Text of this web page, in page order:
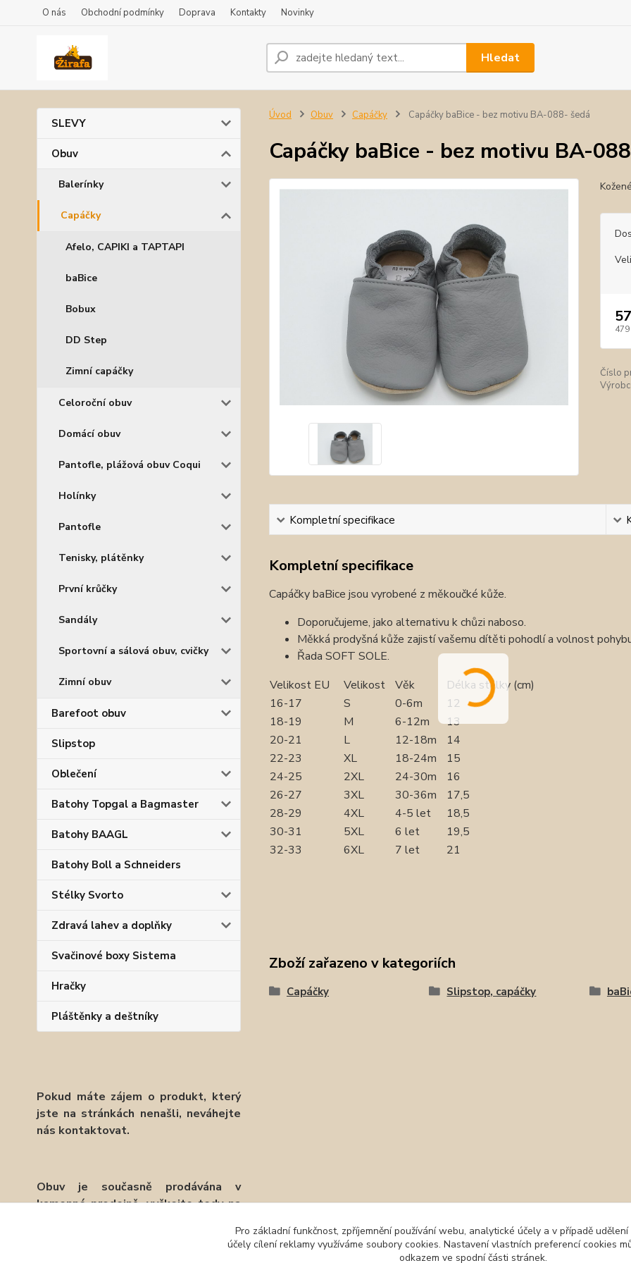
O nás Obchodní podmínky Doprava Kontakty Novinky
Hledat
SLEVY
Obuv
Balerínky
Capáčky
Afelo, CAPIKI a TAPTAPI
baBice
Bobux
DD Step
Zimní capáčky
Celoroční obuv
Domácí obuv
Pantofle, plážová obuv Coqui
Holínky
Pantofle
Tenisky, plátěnky
První krůčky
Sandály
Sportovní a sálová obuv, cvičky
Zimní obuv
Barefoot obuv
Slipstop
Oblečení
Batohy Topgal a Bagmaster
Batohy BAAGL
Batohy Boll a Schneiders
Stélky Svorto
Zdravá lahev a doplňky
Svačinové boxy Sistema
Hračky
Pláštěnky a deštníky
Pokud máte zájem o produkt, který
jste na stránkách nenašli, neváhejte
nás kontaktovat.
Obuv je současně prodávána v
kamenné prodejně, vyčkejte tedy na
Úvod Obuv Capáčky Capáčky baBice - bez motivu BA-088- šedá
Capáčky baBice - bez motivu BA-
479
Číslo
Kompletní specifikace
Kompletní specifikace
Capáčky baBice jsou vyrobené z měkoučké kůže.
Doporučujeme, jako alternativu k chůzi naboso.
Měkká prodyšná kůže zajistí vašemu dítěti pohodlí a volnost
Řada SOFT SOLE.
Velikost EU
Velikost Věk
Délka stélky (cm)
16-17
S 0-6m
12
18-19
M 6-12m
13
20-21
L 12-18m
14
22-23
XL 18-24m
15
24-25
2XL 24-30m
16
26-27
3XL 30-36m
17,5
28-29
4XL 4-5 let
18,5
30-31
5XL 6 let
19,5
32-33
6XL 7 let 21
Zboží zařazeno v kategoriích
Capáčky Slipstop, capáčky
Pro základní funkčnost, zpříjemnění používání webu, analytické účely a v případě
účely cílení reklamy využíváme soubory cookies. Nastavení vlastních preferencí cookies
odkazem ve spodní části stránek.